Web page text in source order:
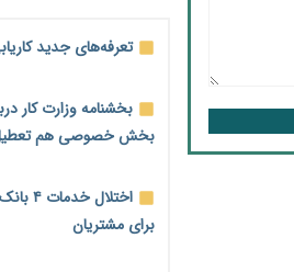
آغاز اجرای پایلوت
محدودیت تازه برای
کنترل تورم
تعرفه‌های جدید کاریابی در
بخشنامه وزارت کار
بخش خصوصی هم
برای مشتریان